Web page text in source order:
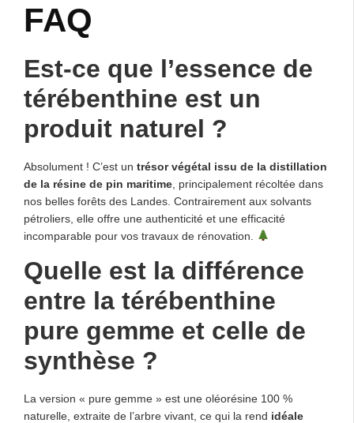
FAQ
Est-ce que l’essence de
térébenthine est un
produit naturel ?
Absolument ! C’est un trésor végétal issu de la distillation
de la résine de pin maritime , principalement récoltée dans
nos belles forêts des Landes. Contrairement aux solvants
pétroliers, elle offre une authenticité et une efficacité
incomparable pour vos travaux de rénovation.
Quelle est la différence
entre la térébenthine
pure gemme et celle de
synthèse ?
La version « pure gemme » est une oléorésine 100 %
naturelle, extraite de l’arbre vivant, ce qui la rend idéale